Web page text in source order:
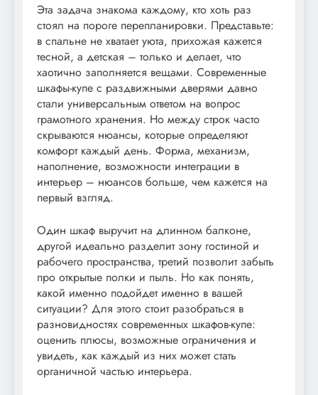
Эта задача знакома каждому, кто хоть раз
стоял на пороге перепланировки. Представьте:
в спальне не хватает уюта, прихожая кажется
тесной, а детская – только и делает, что
хаотично заполняется вещами. Современные
шкафы-купе с раздвижными дверями давно
стали универсальным ответом на вопрос
грамотного хранения. Но между строк часто
скрываются нюансы, которые определяют
комфорт каждый день. Форма, механизм,
наполнение, возможности интеграции в
интерьер – нюансов больше, чем кажется на
первый взгляд.
Один шкаф выручит на длинном балконе,
другой идеально разделит зону гостиной и
рабочего пространства, третий позволит забыть
про открытые полки и пыль. Но как понять,
какой именно подойдет именно в вашей
ситуации? Для этого стоит разобраться в
разновидностях современных шкафов-купе:
оценить плюсы, возможные ограничения и
увидеть, как каждый из них может стать
органичной частью интерьера.